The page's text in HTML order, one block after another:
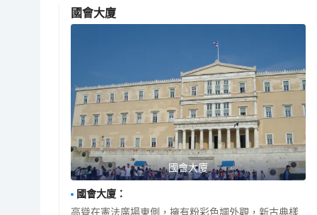
國會大廈
國會大廈
國會大廈 ：
高聳在憲法廣場東側，擁有粉彩色調外觀，新古典樣